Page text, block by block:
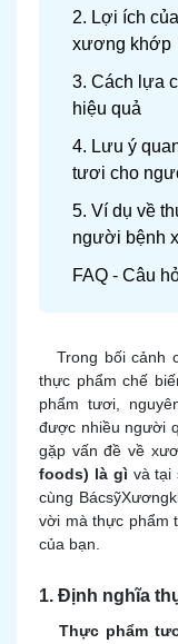
2. Lợi ích
xương khớp
3. Cách lựa
hiệu quả
4. Lưu ý
tươi cho
5. Ví dụ về
người bệnh
FAQ - Câu
Trong bối cảnh
thực phẩm chế
phẩm tươi,
được nhiều người
gặp vấn đề về
foods) là gì và tại
cùng
vời mà thực phẩm
của bạn.
1. Định nghĩa
Thực phẩm